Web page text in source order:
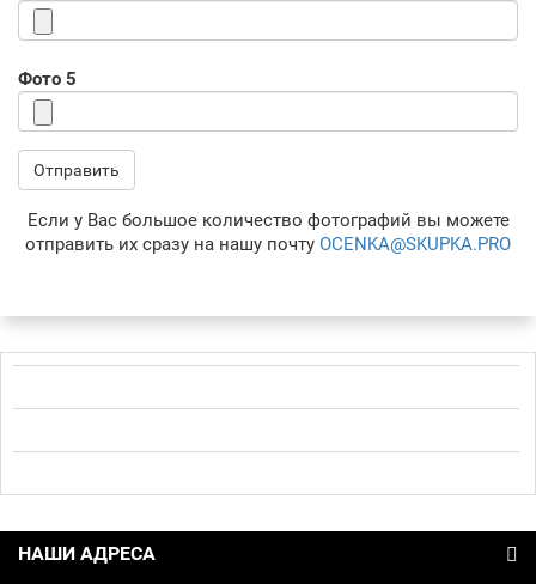
Фото 5
Отправить
Если у Вас большое количество фотографий вы можете
отправить их сразу на нашу почту OCENKA@SKUPKA.PRO
НАШИ АДРЕСА